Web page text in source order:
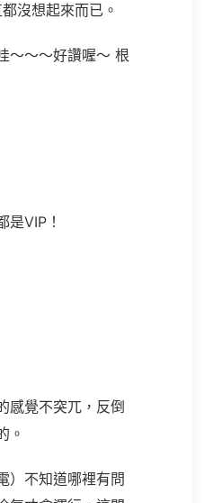
沒想起來而已。
～～～好讚喔～ 根
VIP！
感覺不突兀，反倒
。
）不知道哪裡有問